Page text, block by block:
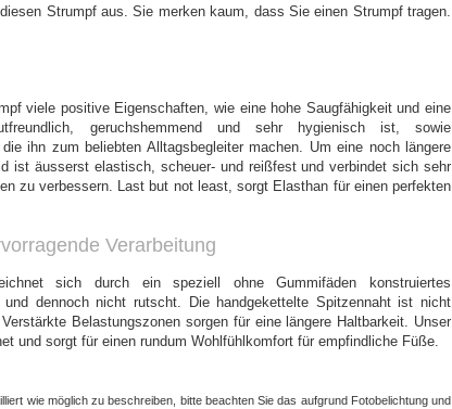
Strumpf aus. Sie merken kaum, dass Sie einen Strumpf tragen.
viele positive Eigenschaften, wie eine hohe Saugfähigkeit und eine
geruchshemmend und sehr hygienisch ist, sowie
ihn zum beliebten Alltagsbegleiter machen. Um eine noch längere
ist äusserst elastisch, scheuer- und reißfest und verbindet sich sehr
zu verbessern. Last but not least, sorgt Elasthan für einen perfekten
Verarbeitung
sich durch ein speziell ohne Gummifäden konstruiertes
dennoch nicht rutscht. Die handgekettelte Spitzennaht ist nicht
Belastungszonen sorgen für eine längere Haltbarkeit. Unser
und sorgt für einen rundum Wohlfühlkomfort für empfindliche Füße.
wie möglich zu beschreiben, bitte beachten Sie das aufgrund Fotobelichtung und